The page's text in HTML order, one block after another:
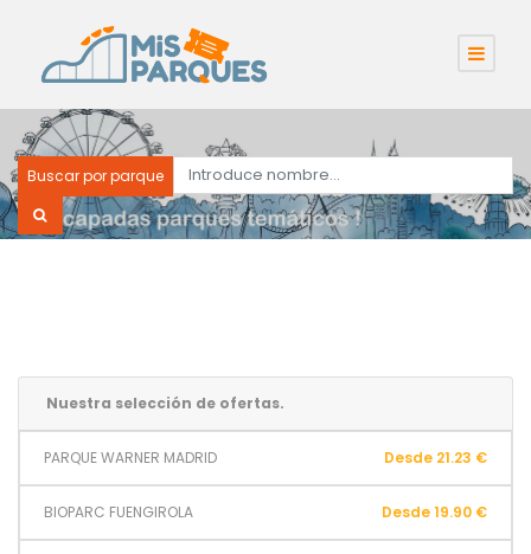
Buscar por parque
Nuestra selección de ofertas.
PARQUE WARNER MADRID Desde 21.23 €
BIOPARC FUENGIROLA Desde 19.90 €